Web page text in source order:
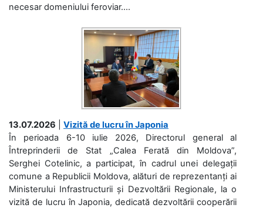
necesar domeniului feroviar....
13.07.2026
Vizită de lucru în Japonia
În perioada 6-10 iulie 2026, Directorul general al
Întreprinderii de Stat „Calea Ferată din Moldova”,
Serghei Cotelinic, a participat, în cadrul unei delegații
comune a Republicii Moldova, alături de reprezentanți ai
Ministerului Infrastructurii și Dezvoltării Regionale, la o
vizită de lucru în Japonia, dedicată dezvoltării cooperării